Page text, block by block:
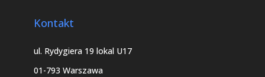
Kontakt
ul. Rydygiera 19 lokal U17
01-793 Warszawa